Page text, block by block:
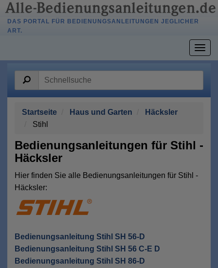
DAS PORTAL FÜR BEDIENUNGSANLEITUNGEN JEGLICHER
ART.
Startseite Haus und Garten
Häcksler
Stihl
Bedienungsanleitungen für Stihl -
Häcksler
Hier finden Sie alle Bedienungsanleitungen für Stihl -
Häcksler:
Bedienungsanleitung Stihl SH 56-D
Bedienungsanleitung Stihl SH 56 C-E D
Bedienungsanleitung Stihl SH 86-D